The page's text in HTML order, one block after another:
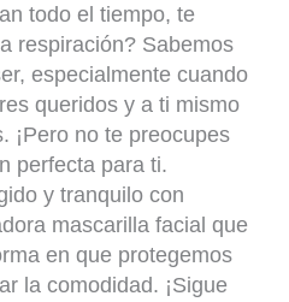
todo el tiempo, te
respiración? Sabemos
especialmente cuando
queridos y a ti mismo
¡Pero no te preocupes
perfecta para ti.
y tranquilo con
mascarilla facial que
en que protegemos
la comodidad. ¡Sigue